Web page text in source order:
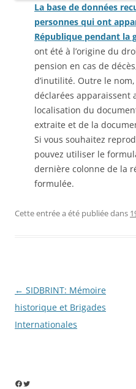
La base de données
personnes qui ont
République pendant la
ont été à l’origine du
pension en cas de
d’inutilité. Outre le
déclarées apparaissent
localisation du
extraite et de la
Si vous souhaitez
pouvez utiliser le
dernière colonne de la
formulée.
Cette entrée a été publiée dans
Navigation
des
articles
← SIDBRINT: Mémoire
historique et Brigades
Internationales
Facebook
Twitter